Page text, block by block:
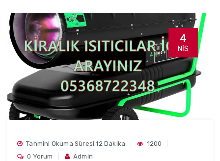
4
NIS
Tahmini Okuma Süresi:12 Dakika
1200
0 Yorum
Admin